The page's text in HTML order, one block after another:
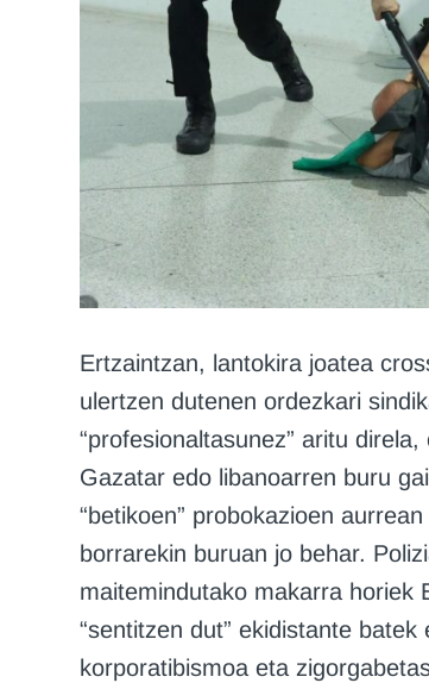
Ertzaintzan, lantokira joatea
ulertzen dutenen ordezkari
“profesionaltasunez” aritu
Gazatar edo libanoarren buru
“betikoen” probokazioen
borrarekin buruan jo behar.
maitemindutako makarra horiek
“sentitzen dut” ekidistante
korporatibismoa eta